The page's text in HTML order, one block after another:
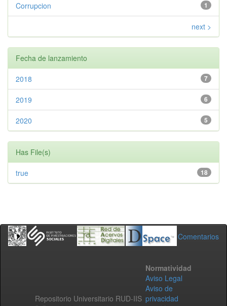
1
Corrupcion
next >
Fecha de lanzamiento
7
2018
6
2019
5
2020
Has File(s)
18
true
Comentarios
Repositorio Universitario RUD-IIS
Normatividad
Aviso Legal
Aviso de
privacidad